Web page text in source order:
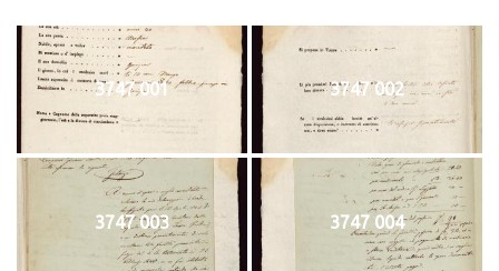
3747 001 3747 002
3747 003 3747 004